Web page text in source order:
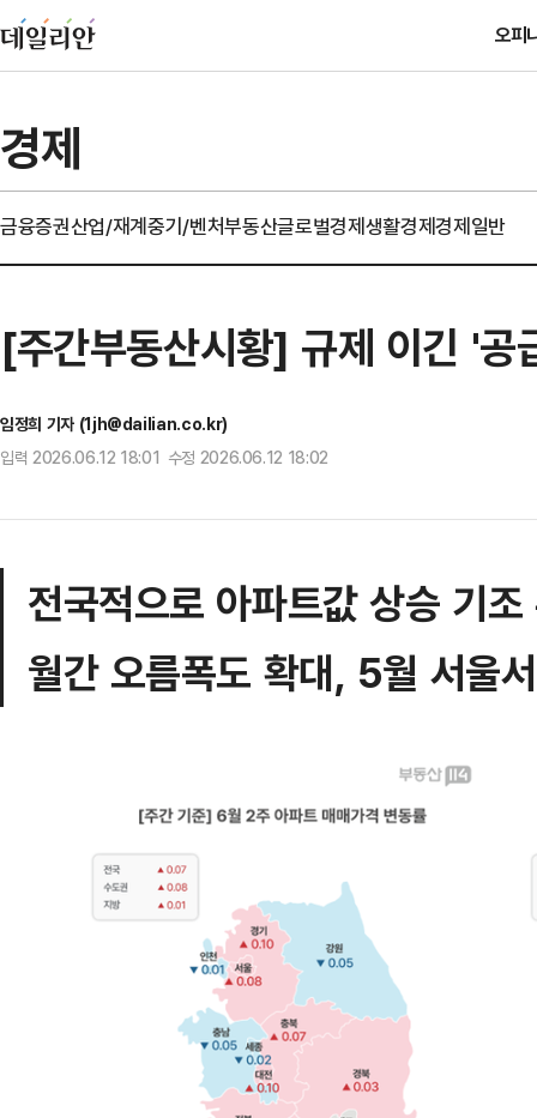
오피
경제
금융증권산업/재계중기/벤처부동산글로벌경제생활경제경제일반
[주간부동산시황] 규제 이긴 '
임정희 기자 (1jh@dailian.co.kr)
입력 2026.06.12 18:01 수정 2026.06.12 18:02
전국적으로 아파트값 상승 기
월간 오름폭도 확대, 5월 서울